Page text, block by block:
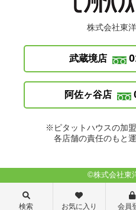
株式会社東
武蔵境店
阿佐ヶ谷店
※ピタットハウスの加
各店舗の責任のもと
©株式会社東
検索 お気に入り 会員